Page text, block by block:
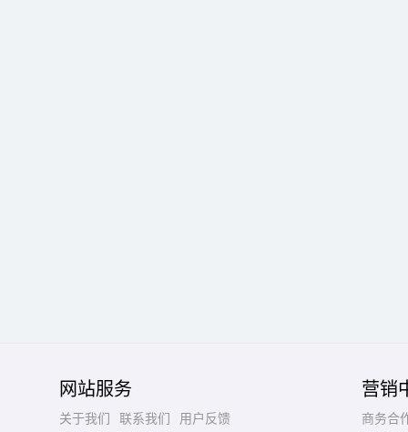
网站服务
关于我们 联系我们
用户反馈
营销
商务合